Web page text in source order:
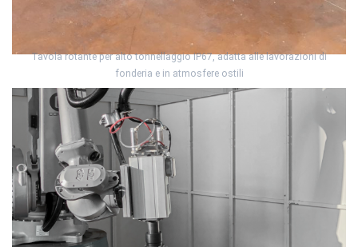
Tavola rotante per alto tonnellaggio IP67, adatta alle lavorazioni di
fonderia e in atmosfere ostili